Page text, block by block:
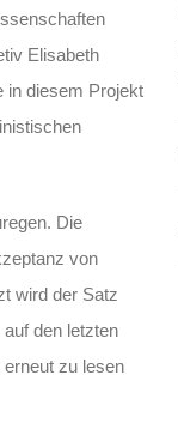
Elisabeth
in diesem Projekt
Die
von
wird der Satz
den letzten
zu lesen